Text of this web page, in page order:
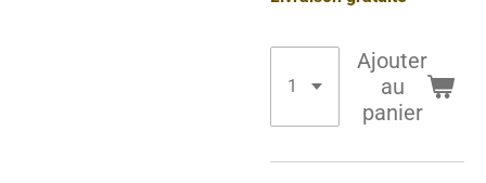
Ajouter
au
panier